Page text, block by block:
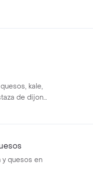
kale,
de dijon
quesos en